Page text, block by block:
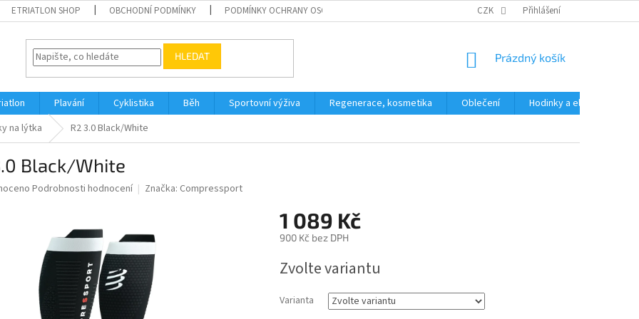
ETRIATLON SHOP OBCHODNÍ PODMÍNKY PODMÍNKY OCHRANY OSOBNÍCH ÚDAJŮ CZK Přihlášení
HLEDAT
NÁKUPNÍ
Prázdný košík
Plavání Cyklistika Běh Sportovní výživa Regenerace, kosmetika Oblečení
Hodinky a elektronika
na lýtka R2 3.0 Black/White
Black/White
Podrobnosti hodnocení Značka: Compressport
1 089 Kč
900 Kč bez DPH
cena:
Zvolte variantu
Varianta